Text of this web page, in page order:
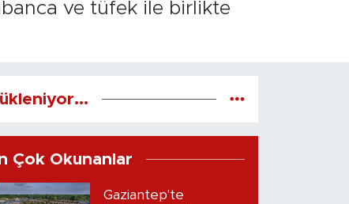
ve tüfek ile birlikte
Çok Okunanlar
Gaziantep'te